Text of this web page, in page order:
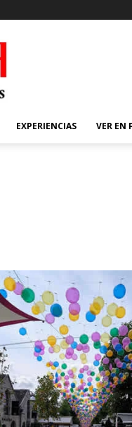
EXPERIENCIAS VER EN